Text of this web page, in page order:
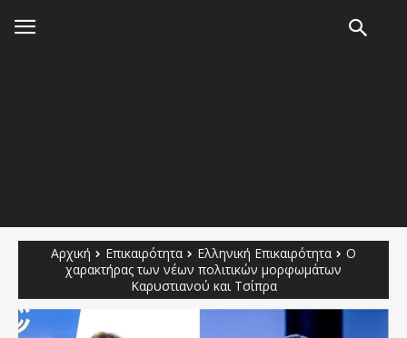
Αρχική Επικαιρότητα Ελληνική Επικαιρότητα
Ο
χαρακτήρας των νέων πολιτικών μορφωμάτων
Καρυστιανού και Τσίπρα